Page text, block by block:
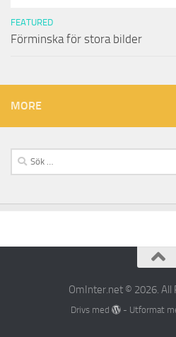
FEATURED
Förminska för stora bilder
MORE
Sök
efter:
OmInter.net © 2026. All
Drivs med - Utformat